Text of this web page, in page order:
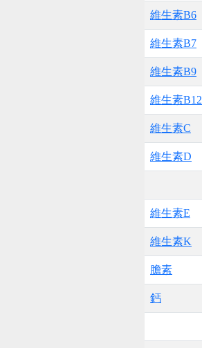
維生素B6
維生素B7
維生素B9
維生素B12
維生素C
維生素D
維生素E
維生素K
膽素
鈣